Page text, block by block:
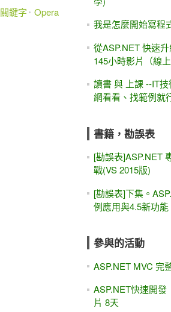
關鍵字 Opera
我是怎麼開始寫程
從ASP.NET 快速
145小時影片（線
讀書 與 上課 --IT
網看看、找範例就
書籍，勘誤表
[勘誤表]ASP.NET
戰(VS 2015版)
[勘誤表]下集。
例應用與4.5新功能
參與的活動
ASP.NET MVC 完
ASP.NET快速開
片 8天